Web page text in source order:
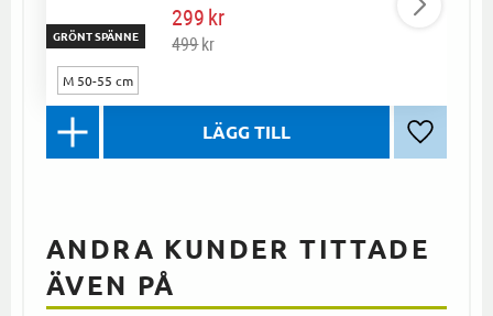
299kr
499kr
GRÖNT SPÄNNE
Lägg till
M 50-55 cm
ANDRA KUNDER TITTADE
ÄVEN PÅ